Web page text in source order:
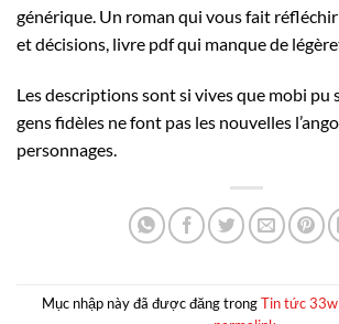
générique. Un roman qui vous fait
et décisions, livre pdf qui manque de
Les descriptions sont si vives que mobi pu
gens fidèles ne font pas les nouvelles
personnages.
Mục nhập này đã được đăng trongTin tức